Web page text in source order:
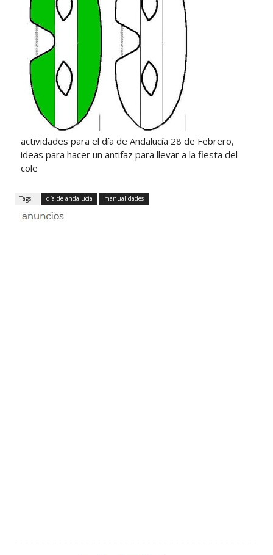
actividades para el día de Andalucía 28 de Febrero,
ideas para hacer un antifaz para llevar a la fiesta del
cole
Tags : día de andalucia manualidades